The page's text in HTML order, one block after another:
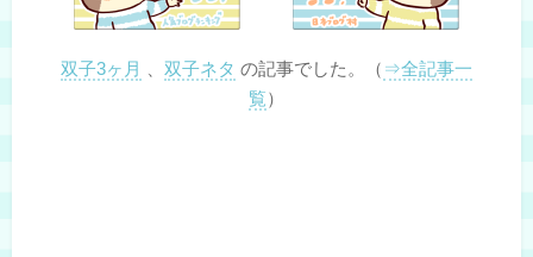
双子3ヶ月 双子ネタ の記事でした。（ ⇒全記事一
覧）